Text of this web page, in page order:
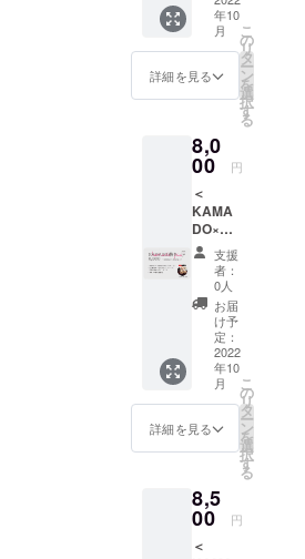
るお名
前をご
記入く
い。 掲
載を希
合は、
「な
記載を
お願い
致しま
す。
ルにて
お送り
致しま
す ・サ
イトへ
きま
す。 ①
間（特
に定め
がない
場合は
本HPが
存在す
る限り
掲載）
②掲載
方法
（文字
のみ）
場所
（プロ
トのサ
ンクス
を作成
場合は
本HPが
存在す
る限り
（文字
のみ）
場所
（プロ
ジェク
トサイ
トのサ
ンクス
ページ
を作成
の上、
掲載）
※支援
時、必
ず備考
欄に掲
前をご
記入く
い。 掲
CTのロ
ゴス
テッ
カーを
お送り
イズ：
直径約6
セン
チ・素
材：塩
ビシー
ル） ・
KAMA
DO オリ
ジナル
キャッ
プをお
送りさ
せて頂
きます
（サイ
ズ：ワ
調整可
能・素
100%・
年10
月
詳細を見る
こ
の
リ
タ
ー
ン
を
選
択
す
る
8,0
00 円
＜
KAMA
DO×名
物かま
どで応
援＞ ・
OUR
ART
PROJE
CTのロ
ゴス
テッ
カーを
お送り
致しま
直径約6
セン
チ・素
材：塩
支援
者：
0人
お届
け予
定：
2022
年10
月
詳細を見る
こ
の
リ
タ
ー
ン
を
選
択
す
る
8,5
00 円
＜